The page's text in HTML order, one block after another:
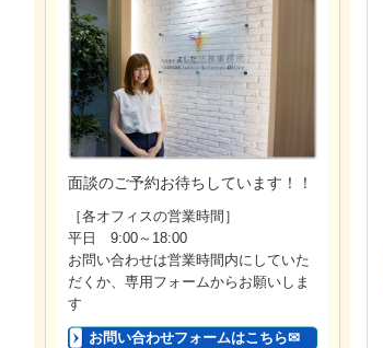
面談のご予約お待ちしています！！
［各オフィスの営業時間］
平日 9:00～18:00
お問い合わせは営業時間内にしていた
だくか、専用フォームからお願いしま
す
お問い合わせフォームはこちら✉